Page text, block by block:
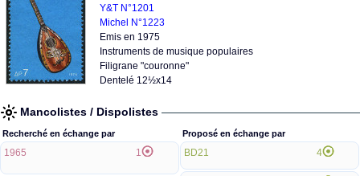
Y&T N°1201
Michel N°1223
Emis en 1975
Instruments de musique populaires
Filigrane "couronne"
Dentelé 12½x14
Mancolistes / Dispolistes
Recherché en échange par
1965 1
Proposé en échange par
BD21 4